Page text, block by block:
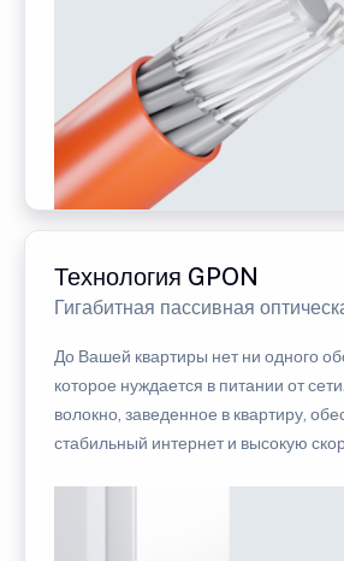
Технология GPON
Гигабитная пассивная
До Вашей квартиры нет ни одного
которое нуждается в питании от
волокно, заведенное в квартиру,
стабильный интернет и высокую